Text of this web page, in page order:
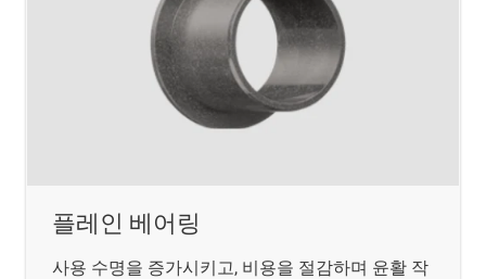
플레인 베어링
사용 수명을 증가시키고, 비용을 절감하며 윤활 작